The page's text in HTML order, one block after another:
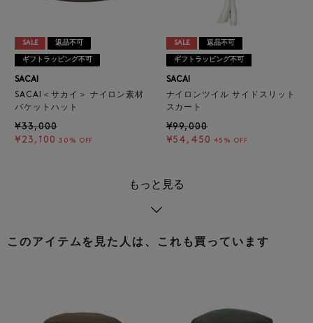
SALE 返品不可
ギフトラッピング不可
SACAI
SACAI＜サカイ＞ ナイロン素材
バケットハット
¥33,000
¥23,100 30% OFF
SALE 返品不可
ギフトラッピング不可
SACAI
ナイロンツイル サイドスリット
スカート
¥99,000
¥54,450 45% OFF
もっと見る
このアイテムを見た人は、これも買っています